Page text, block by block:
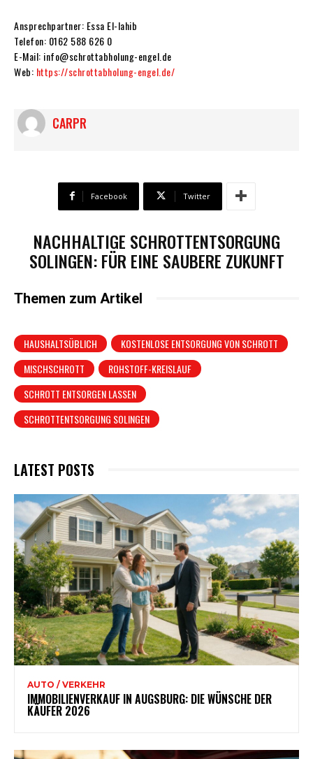
Ansprechpartner: Essa El-lahib
Telefon: 0162 588 626 0
E-Mail: info@schrottabholung-engel.de
Web: https://schrottabholung-engel.de/
CARPR
Facebook Twitter
NACHHALTIGE SCHROTTENTSORGUNG
SOLINGEN: FÜR EINE SAUBERE ZUKUNFT
Themen zum Artikel
HAUSHALTSÜBLICH
KOSTENLOSE ENTSORGUNG VON SCHROTT
MISCHSCHROTT
ROHSTOFF-KREISLAUF
SCHROTT ENTSORGEN LASSEN
SCHROTTENTSORGUNG SOLINGEN
LATEST POSTS
AUTO / VERKEHR
IMMOBILIENVERKAUF IN AUGSBURG: DIE WÜNSCHE DER
KÄUFER 2026